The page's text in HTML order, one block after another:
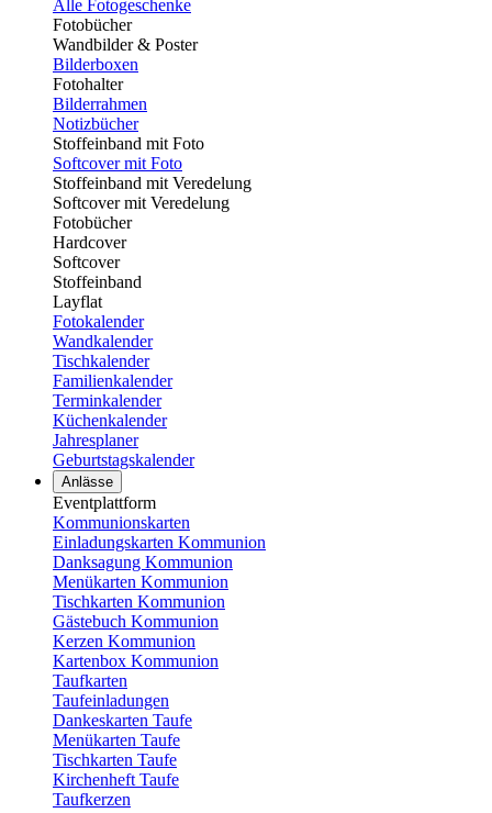
Alle Fotogeschenke
Fotobücher
Wandbilder & Poster
Bilderboxen
Fotohalter
Bilderrahmen
Notizbücher
Stoffeinband mit Foto
Softcover mit Foto
Stoffeinband mit Veredelung
Softcover mit Veredelung
Fotobücher
Hardcover
Softcover
Stoffeinband
Layflat
Fotokalender
Wandkalender
Tischkalender
Familienkalender
Terminkalender
Küchenkalender
Jahresplaner
Geburtstagskalender
Anlässe
Eventplattform
Kommunionskarten
Einladungskarten Kommunion
Danksagung Kommunion
Menükarten Kommunion
Tischkarten Kommunion
Gästebuch Kommunion
Kerzen Kommunion
Kartenbox Kommunion
Taufkarten
Taufeinladungen
Dankeskarten Taufe
Menükarten Taufe
Tischkarten Taufe
Kirchenheft Taufe
Taufkerzen